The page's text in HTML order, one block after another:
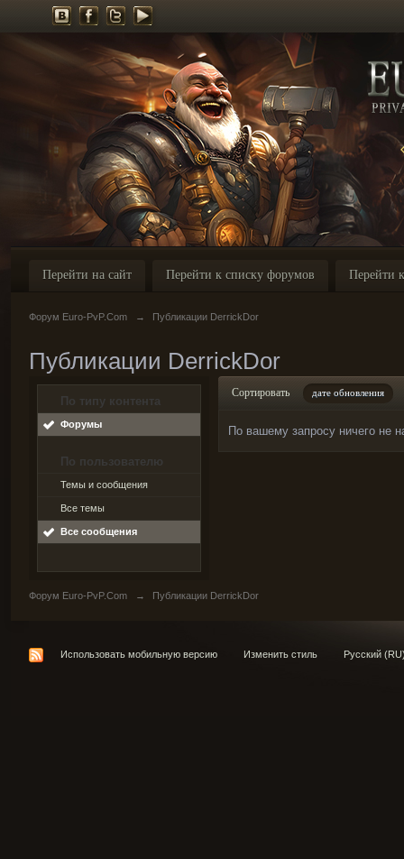
Перейти на сайт Перейти к списку форумов Перейти
Форум Euro-PvP.Com → Публикации DerrickDor
Публикации DerrickDor
По типу контента
Форумы
По пользователю
Темы и сообщения
Все темы
Все сообщения
Сортировать дате обновления
По вашему запросу ничего не
Форум Euro-PvP.Com → Публикации DerrickDor
Использовать мобильную версию Изменить стиль Русский